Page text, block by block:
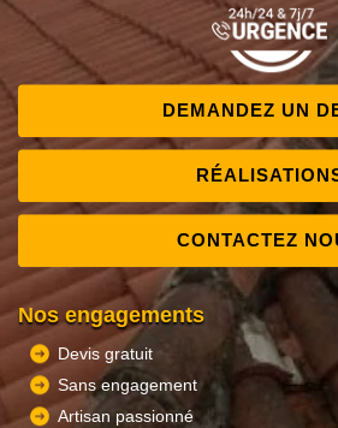
DEMANDEZ UN
CONTACTEZ
Nos engagements
Devis gratuit
Sans engagement
Artisan passionné